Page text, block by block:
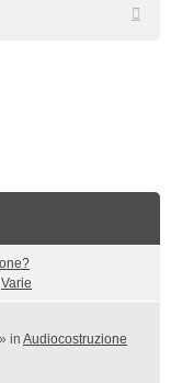
Varie
» in Audiocostruzione